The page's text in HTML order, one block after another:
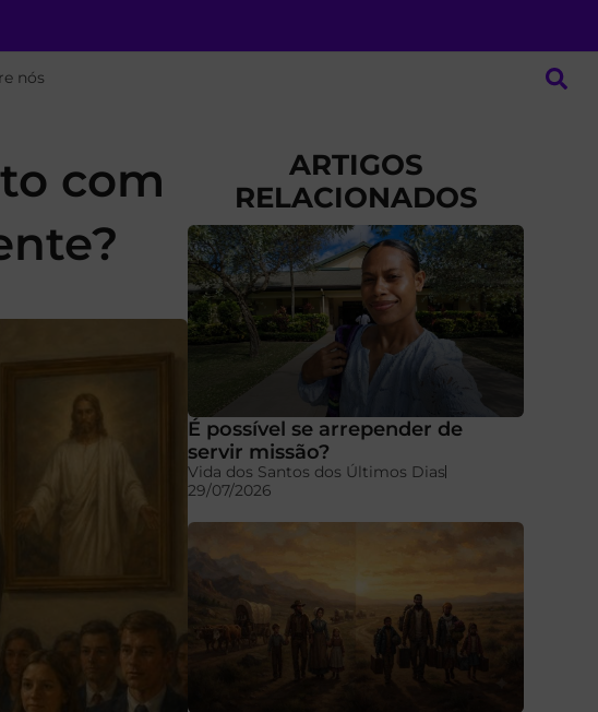
nós
com
ARTIGOS
RELACIONADOS
É possível se arrepender de
servir missão?
Vida dos Santos dos Últimos Dias
29/07/2026